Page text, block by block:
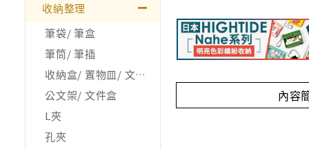
收納整理
筆袋/ 筆盒
筆筒/ 筆插
收納盒/ 置物皿/ 文具整理用品
公文架/ 文件盒
L夾
孔夾
內容